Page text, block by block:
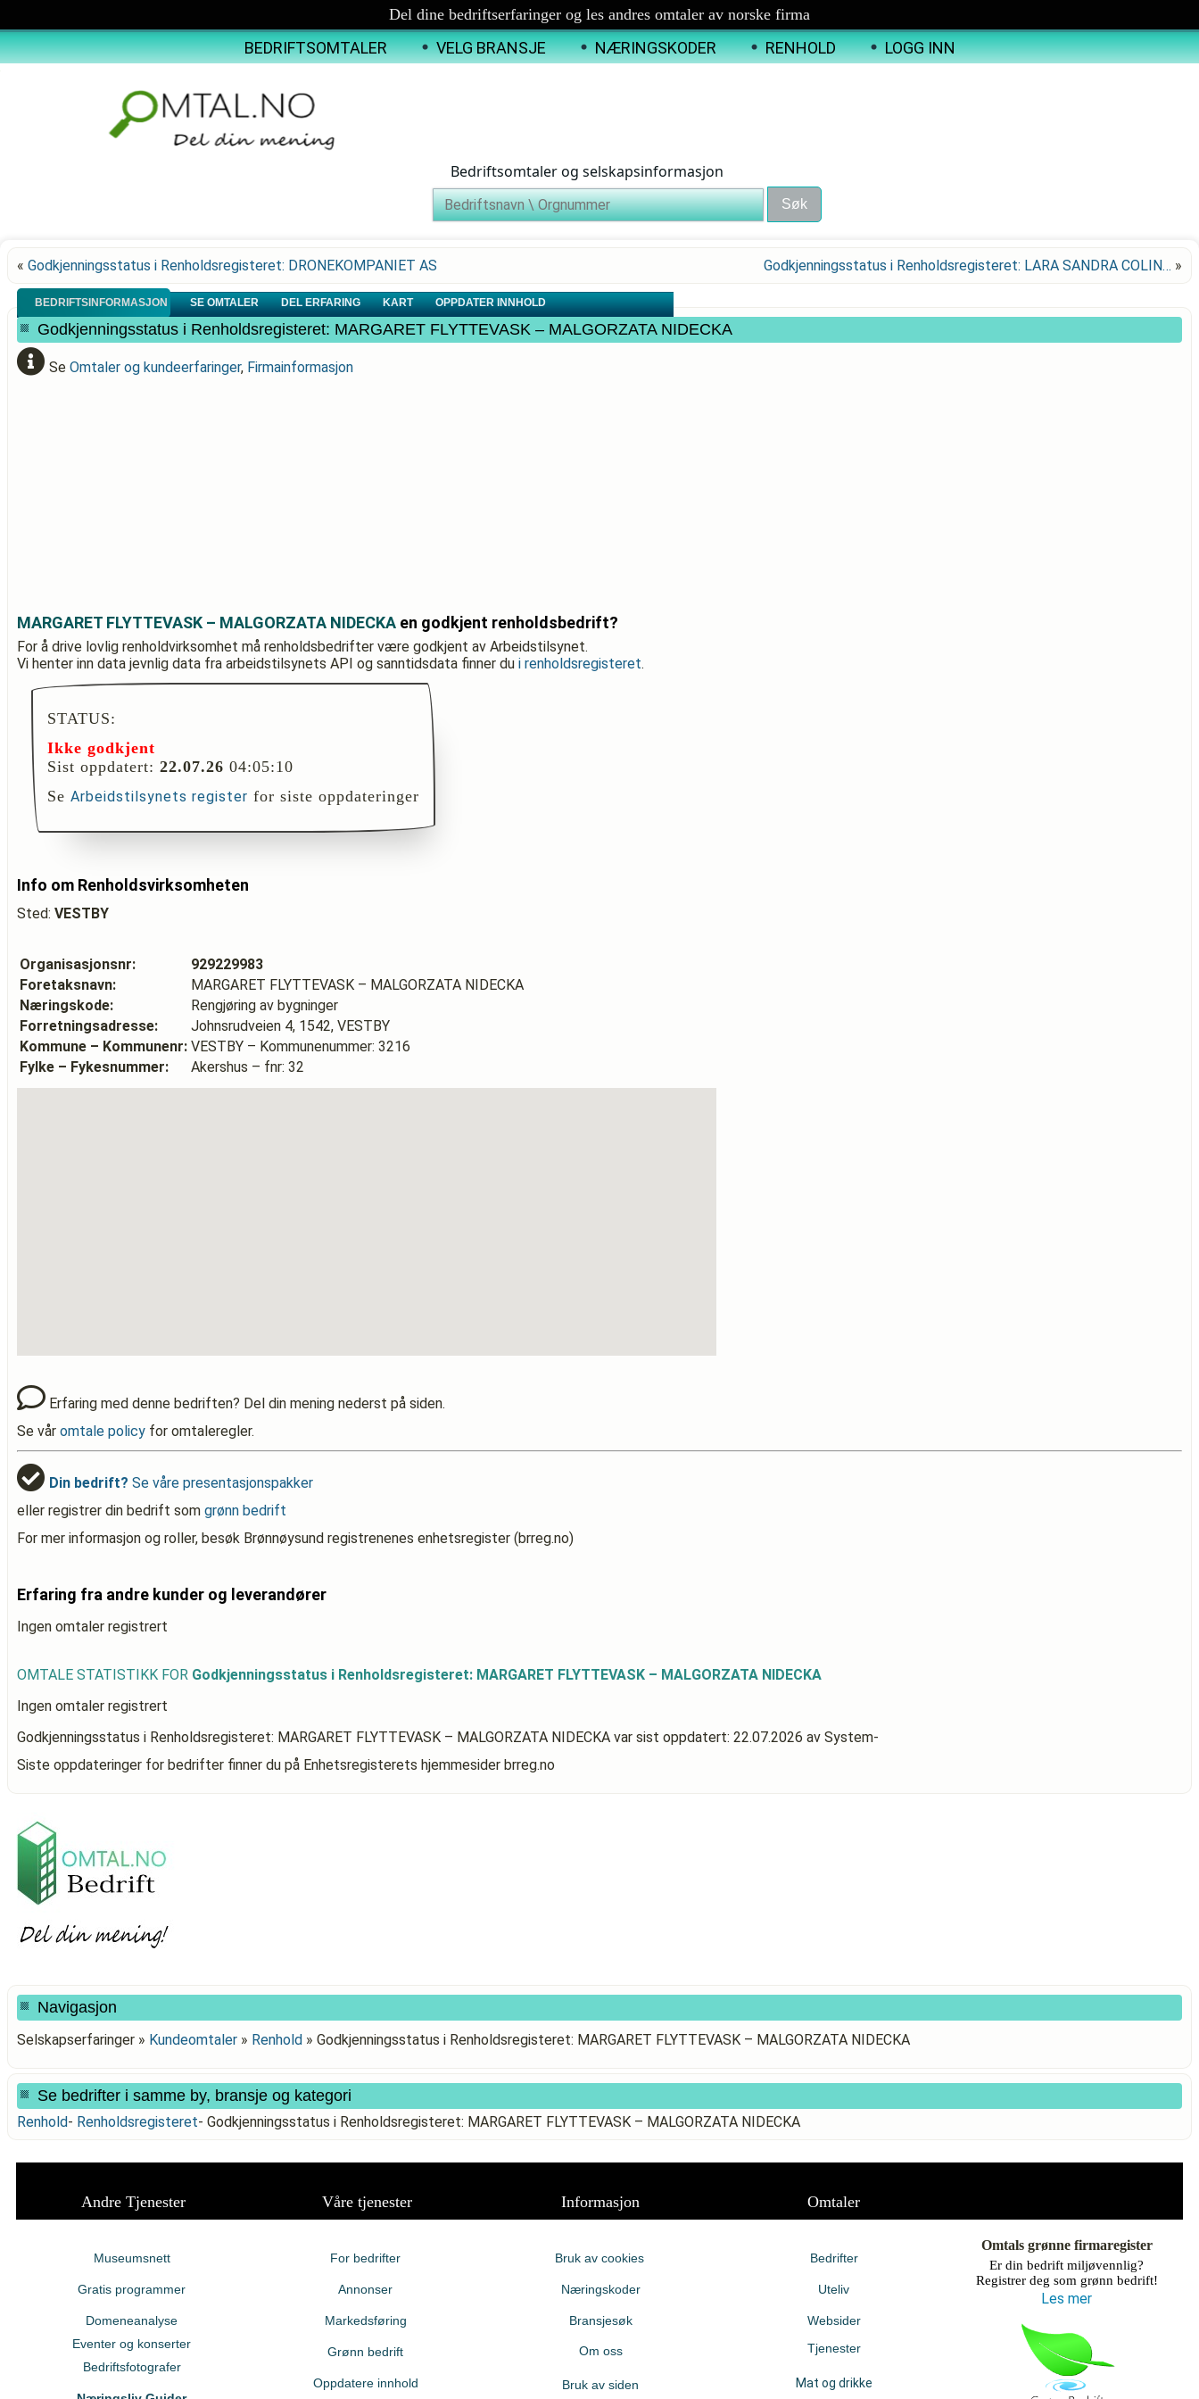
Del dine bedriftserfaringer og les andres omtaler av norske firma
BEDRIFTSOMTALER VELG BRANSJE NÆRINGSKODER RENHOLD LOGG INN
Bedriftsomtaler og selskapsinformasjon
« Godkjenningsstatus i Renholdsregisteret: DRONEKOMPANIET AS Godkjenningsstatus i Renholdsregisteret: LARA SANDRA COLIN… »
BEDRIFTSINFORMASJON SE OMTALER DEL ERFARING KART OPPDATER INNHOLD
Godkjenningsstatus i Renholdsregisteret: MARGARET FLYTTEVASK – MALGORZATA NIDECKA
Se Omtaler og kundeerfaringer, Firmainformasjon
MARGARET FLYTTEVASK – MALGORZATA NIDECKA en godkjent renholdsbedrift?
For å drive lovlig renholdvirksomhet må renholdsbedrifter være godkjent av Arbeidstilsynet.
Vi henter inn data jevnlig data fra arbeidstilsynets API og sanntidsdata finner du i renholdsregisteret.
STATUS:
Ikke godkjent
Sist oppdatert: 22.07.26 04:05:10
Se Arbeidstilsynets register for siste oppdateringer
Info om Renholdsvirksomheten
Sted: VESTBY
Organisasjonsnr:
929229983
Foretaksnavn:
MARGARET FLYTTEVASK – MALGORZATA NIDECKA
Næringskode:
Rengjøring av bygninger
Forretningsadresse:
Johnsrudveien 4, 1542, VESTBY
Kommune – Kommunenr: VESTBY – Kommunenummer: 3216
Fylke – Fykesnummer:
Akershus – fnr: 32
Erfaring med denne bedriften? Del din mening nederst på siden.
Se vår omtale policy for omtaleregler.
Din bedrift? Se våre presentasjonspakker
eller registrer din bedrift som grønn bedrift
For mer informasjon og roller, besøk Brønnøysund registrenenes enhetsregister (brreg.no)
Erfaring fra andre kunder og leverandører
Ingen omtaler registrert
OMTALE STATISTIKK FOR Godkjenningsstatus i Renholdsregisteret: MARGARET FLYTTEVASK – MALGORZATA NIDECKA
Ingen omtaler registrert
Godkjenningsstatus i Renholdsregisteret: MARGARET FLYTTEVASK – MALGORZATA NIDECKA var sist oppdatert: 22.07.2026 av System-
Siste oppdateringer for bedrifter finner du på Enhetsregisterets hjemmesider brreg.no
Navigasjon
Selskapserfaringer » Kundeomtaler » Renhold » Godkjenningsstatus i Renholdsregisteret: MARGARET FLYTTEVASK – MALGORZATA NIDECKA
Se bedrifter i samme by, bransje og kategori
Renhold- Renholdsregisteret- Godkjenningsstatus i Renholdsregisteret: MARGARET FLYTTEVASK – MALGORZATA NIDECKA
Andre Tjenester Våre tjenester Informasjon Omtaler
Museumsnett
Gratis programmer
Domeneanalyse
Eventer og konserter
Bedriftsfotografer
For bedrifter
Annonser
Markedsføring
Grønn bedrift
Oppdatere innhold
Bruk av cookies
Næringskoder
Bransjesøk
Om oss
Bruk av siden
Bedrifter
Uteliv
Websider
Tjenester
Mat og drikke
Omtals grønne firmaregister
Er din bedrift miljøvennlig?
Registrer deg som grønn bedrift!
Les mer